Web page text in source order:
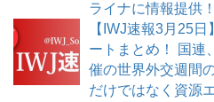
ライナに情報提供
【IWJ速報3月25
ートまとめ！ 国連
催の世界外交週間
だけではなく資源